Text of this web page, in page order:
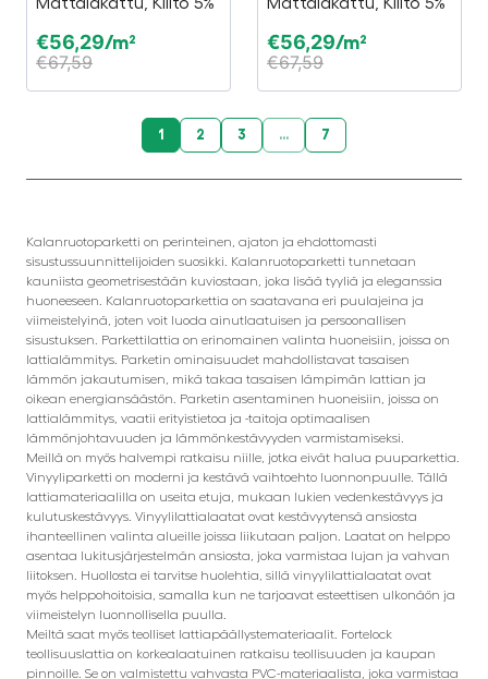
€56,29/m²
€67,59
€56,29/m²
€67,59
1 2 3 ... 7
Kalanruotoparketti on perinteinen, ajaton ja ehdottomasti
sisustussuunnittelijoiden suosikki. Kalanruotoparketti tunnetaan
kauniista geometrisestään kuviostaan, joka lisää tyyliä ja eleganssia
huoneeseen. Kalanruotoparkettia on saatavana eri puulajeina ja
viimeistelyinä, joten voit luoda ainutlaatuisen ja persoonallisen
sisustuksen. Parkettilattia on erinomainen valinta huoneisiin, joissa on
lattialämmitys. Parketin ominaisuudet mahdollistavat tasaisen
lämmön jakautumisen, mikä takaa tasaisen lämpimän lattian ja
oikean energiansäästön. Parketin asentaminen huoneisiin, joissa on
lattialämmitys, vaatii erityistietoa ja -taitoja optimaalisen
lämmönjohtavuuden ja lämmönkestävyyden varmistamiseksi.
Meillä on myös halvempi ratkaisu niille, jotka eivät halua puuparkettia.
Vinyyliparketti on moderni ja kestävä vaihtoehto luonnonpuulle. Tällä
lattiamateriaalilla on useita etuja, mukaan lukien vedenkestävyys ja
kulutuskestävyys. Vinyylilattialaatat ovat kestävyytensä ansiosta
ihanteellinen valinta alueille joissa liikutaan paljon. Laatat on helppo
asentaa lukitusjärjestelmän ansiosta, joka varmistaa lujan ja vahvan
liitoksen. Huollosta ei tarvitse huolehtia, sillä vinyylilattialaatat ovat
myös helppohoitoisia, samalla kun ne tarjoavat esteettisen ulkonäön ja
viimeistelyn luonnollisella puulla.
Meiltä saat myös teolliset lattiapäällystemateriaalit. Fortelock
teollisuuslattia on korkealaatuinen ratkaisu teollisuuden ja kaupan
pinnoille. Se on valmistettu vahvasta PVC-materiaalista, joka varmistaa